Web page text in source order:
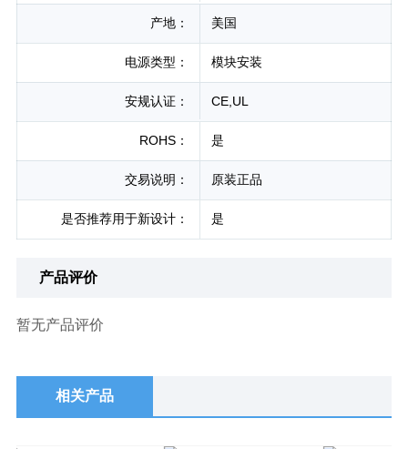
产地： 美国
电源类型： 模块安装
安规认证： CE,UL
ROHS： 是
交易说明： 原装正品
是否推荐用于新设计： 是
产品评价
暂无产品评价
相关产品